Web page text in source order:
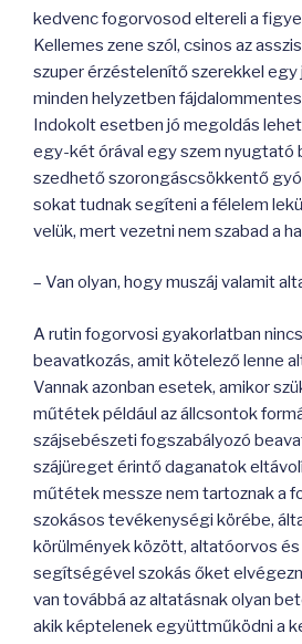
kedvenc fogorvosod eltereli a
Kellemes zene szól, csinos az
szuper érzéstelenítő szerekkel
minden helyzetben
Indokolt esetben jó megoldás
egy-két órával egy szem nyugtató
szedhető szorongáscsökkentő
sokat tudnak segíteni a félelem
velük, mert vezetni nem szabad a
– Van olyan, hogy muszáj valamit
A rutin fogorvosi gyakorlatban
beavatkozás, amit kötelező lenne
Vannak azonban esetek, amikor
műtétek például az állcsontok
szájsebészeti fogszabályozó
szájüreget érintő daganatok
műtétek messze nem tartoznak a
szokásos tevékenységi körébe,
körülmények között, altatóorvos
segítségével szokás őket
van továbbá az altatásnak olyan
akik képtelenek együttműködni a